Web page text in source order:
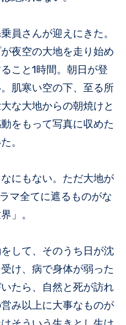
員さんが迎えにきた。
夜空の大地を走り始め
こと1時間。朝日が登
肌寒い空の下、至る所
な大地からの朝焼けと
をもって写真に収めた
。
にもない。ただ大地が
マ全てに遮るものがな
」。
して、そのうち日が沈
け、病で身体が弱った
たら、自然と死が訪れ
み以上に大事なものが